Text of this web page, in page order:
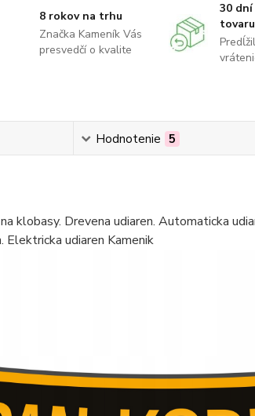
8 rokov na trhu
Značka Kameník Vás
presvedčí o kvalite
30
tovaru
Hodnotenie 5
klobasy. Drevena udiaren. Automaticka
Elektricka udiaren Kamenik